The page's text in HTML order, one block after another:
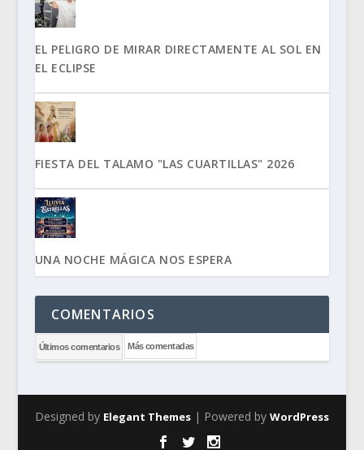
EL PELIGRO DE MIRAR DIRECTAMENTE AL SOL EN
EL ECLIPSE
FIESTA DEL TALAMO "LAS CUARTILLAS" 2026
UNA NOCHE MÁGICA NOS ESPERA
COMENTARIOS
Últimos comentarios Más comentadas
Designed by Elegant Themes| Powered by WordPress